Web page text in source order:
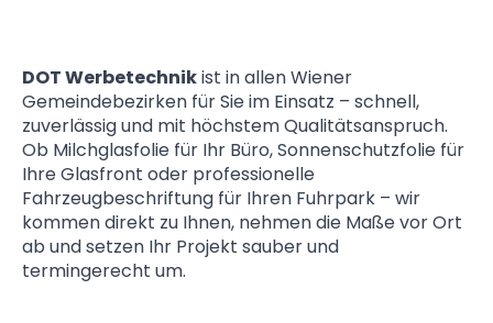
DOT Werbetechnikist in allen Wiener
Gemeindebezirken für Sie im Einsatz – schnell,
zuverlässig und mit höchstem Qualitätsanspruch.
Ob Milchglasfolie für Ihr Büro, Sonnenschutzfolie für
Ihre Glasfront oder professionelle
Fahrzeugbeschriftung für Ihren Fuhrpark – wir
kommen direkt zu Ihnen, nehmen die Maße vor Ort
ab und setzen Ihr Projekt sauber und
termingerecht um.